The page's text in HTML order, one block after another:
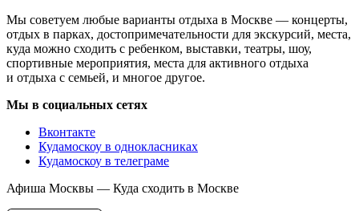
Мы советуем любые варианты отдыха в Москве — концерты,
отдых в парках, достопримечательности для экскурсий, места,
куда можно сходить с ребенком, выставки, театры, шоу,
спортивные мероприятия, места для активного отдыха
и отдыха с семьей, и многое другое.
Мы в социальных сетях
Вконтакте
Кудамоскоу в однокласниках
Кудамоскоу в телеграме
Афиша Москвы — Куда сходить в Москве